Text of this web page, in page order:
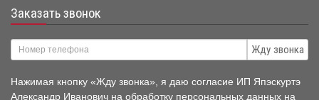
Заказать звонок
Жду звонка
Нажимая кнопку «Жду звонка», я даю согласие ИП Япэскуртэ
Александр Иванович на обработку персональных данных на